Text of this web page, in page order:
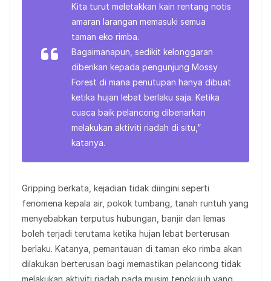
Kita turut meletakkan kain rentang notis
amaran larangan memasuki semua
taman eko rimba.
Bagaimanapun, sedikit kelonggaran
diberikan kepada pengunjung Mossy
Forest di mana penutupan hanya dibuat
ketika hujan lebat berlaku saja. Ketika
cuaca baik pelancong dibenarkan
melakukan aktiviti riadah di situ,”
katanya.
Gripping berkata, kejadian tidak diingini seperti
fenomena kepala air, pokok tumbang, tanah runtuh yang
menyebabkan terputus hubungan, banjir dan lemas
boleh terjadi terutama ketika hujan lebat berterusan
berlaku. Katanya, pemantauan di taman eko rimba akan
dilakukan berterusan bagi memastikan pelancong tidak